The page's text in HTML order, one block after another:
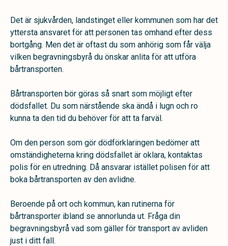
Det är sjukvården, landstinget eller kommunen som har det
yttersta ansvaret för att personen tas omhand efter dess
bortgång. Men det är oftast du som anhörig som får välja
vilken begravningsbyrå du önskar anlita för att utföra
bårtransporten.
Bårtransporten bör göras så snart som möjligt efter
dödsfallet. Du som närstående ska ändå i lugn och ro
kunna ta den tid du behöver för att ta farväl.
Om den person som gör dödförklaringen bedömer att
omständigheterna kring dödsfallet är oklara, kontaktas
polis för en utredning. Då ansvarar istället polisen för att
boka bårtransporten av den avlidne.
Beroende på ort och kommun, kan rutinerna för
bårtransporter ibland se annorlunda ut. Fråga din
begravningsbyrå vad som gäller för transport av avliden
just i ditt fall.